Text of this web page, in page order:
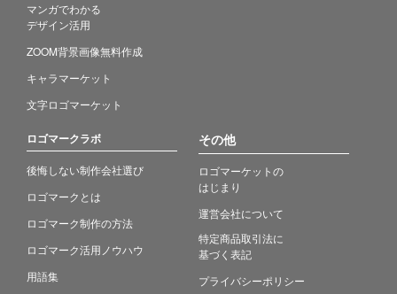
マンガでわかる
デザイン活用
ZOOM背景画像無料作成
キャラマーケット
文字ロゴマーケット
ロゴマークラボ
後悔しない制作会社選び
ロゴマークとは
ロゴマーク制作の方法
ロゴマーク活用ノウハウ
用語集
その他
ロゴマーケットの
はじまり
運営会社について
特定商品取引法に
基づく表記
プライバシーポリシー